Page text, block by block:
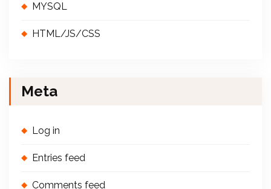
MYSQL
HTML/JS/CSS
Meta
Log in
Entries feed
Comments feed